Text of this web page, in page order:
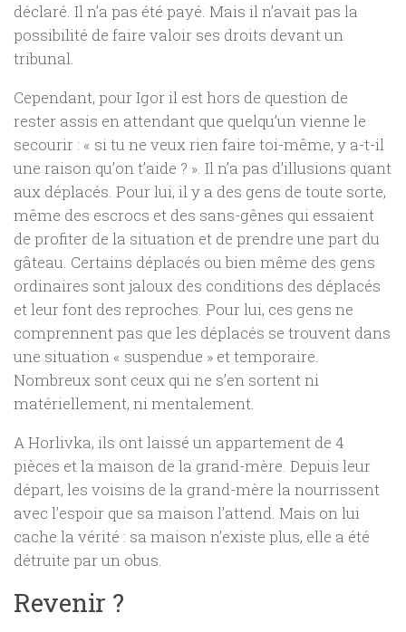
déclaré. Il n’a pas été payé. Mais il n’avait pas la
possibilité de faire valoir ses droits devant un
tribunal.
Cependant, pour Igor il est hors de question de
rester assis en attendant que quelqu’un vienne le
secourir : « si tu ne veux rien faire toi-même, y a-t-il
une raison qu’on t’aide ? ». Il n’a pas d’illusions quant
aux déplacés. Pour lui, il y a des gens de toute sorte,
même des escrocs et des sans-gênes qui essaient
de profiter de la situation et de prendre une part du
gâteau. Certains déplacés ou bien même des gens
ordinaires sont jaloux des conditions des déplacés
et leur font des reproches. Pour lui, ces gens ne
comprennent pas que les déplacés se trouvent dans
une situation « suspendue » et temporaire.
Nombreux sont ceux qui ne s’en sortent ni
matériellement, ni mentalement.
A Horlivka, ils ont laissé un appartement de 4
pièces et la maison de la grand-mère. Depuis leur
départ, les voisins de la grand-mère la nourrissent
avec l’espoir que sa maison l’attend. Mais on lui
cache la vérité : sa maison n’existe plus, elle a été
détruite par un obus.
Revenir ?